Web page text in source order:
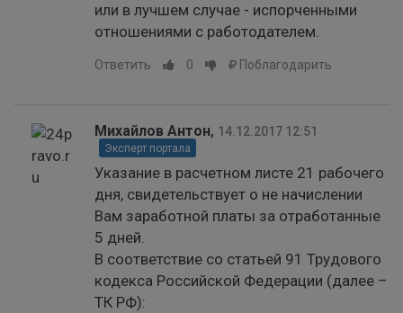
или в лучшем случае - испорченными
отношениями с работодателем.
Ответить 0 Поблагодарить
Михайлов Антон, 14.12.2017 12:51
Эксперт портала
Указание в расчетном листе 21 рабочего
дня, свидетельствует о не начислении
Вам заработной платы за отработанные
5 дней.
В соответствие со статьей 91 Трудового
кодекса Российской Федерации (далее –
ТК РФ):